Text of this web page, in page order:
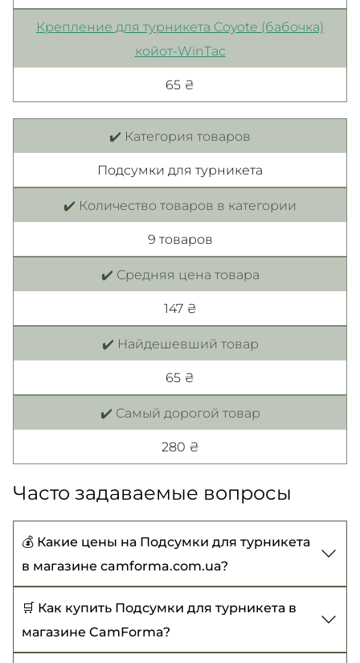
Крепление для турникета Coyote (бабочка)
койот-WinTac
65 ₴
✔️ Категория товаров
Подсумки для турникета
✔️ Количество товаров в категории
9 товаров
✔️ Средняя цена товара
147 ₴
✔️ Найдешевший товар
65 ₴
✔️ Самый дорогой товар
280 ₴
Часто задаваемые вопросы
💰 Какие цены на Подсумки для турникета
в магазине camforma.com.ua?
Цены на Подсумки для турникета начинаются
от 65 ₴ до 280 ₴
🛒 Как купить Подсумки для турникета в
магазине CamForma?